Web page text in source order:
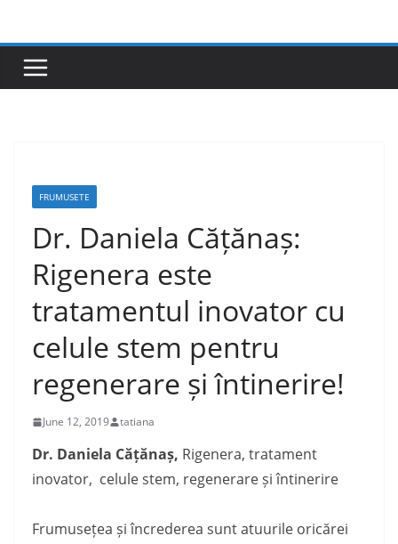
content
FRUMUSETE
Dr. Daniela Cățănaș:
Rigenera este
tratamentul inovator cu
celule stem pentru
regenerare și întinerire!
June 12, 2019 tatiana
Dr. Daniela Cățănaș, Rigenera, tratament
inovator, celule stem, regenerare și întinerire
Frumusețea și încrederea sunt atuurile oricărei